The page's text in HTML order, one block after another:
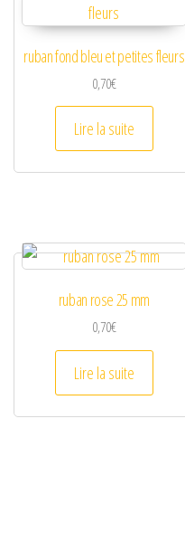
ruban fond bleu et petites fleurs
0,70€
Lire la suite
ruban rose 25 mm
0,70€
Lire la suite